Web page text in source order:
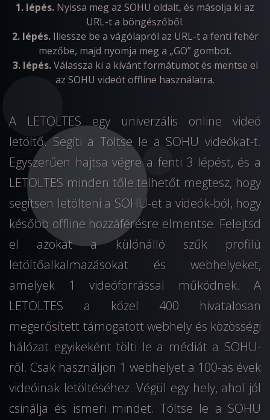
1. lépés. Nyissa meg az SOHU oldalt, és másolja ki az
URL-t a böngészőből.
2. lépés.Illessze be a vágólapról az URL-t a fenti fehér
mezőbe, majd nyomja meg a „GO” gombot.
3. lépés.Válassza ki a kívánt formátumot és mentse el
az SOHU videót offline használatra.
A LETOLTES egy univerzális online videó
letöltő. Segíti a Töltse le a SOHU videókat-t.
Egyszerűen hajtsa végre a fenti 3 lépést, és a
LETOLTES minden tőle telhetőt megtesz, hogy
segítsen letölteni a SOHU-et a videók-ból, hogy
később offline hozzáférésre elmentse. Felejtsd
el azokat a különálló szűk profilú
letöltőalkalmazásokat és webhelyeket,
amelyek 1 videóforrással működnek. A
LETOLTES a közel 400 hivatalosan
megerősített támogatott webhely és közösségi
hálózat egyikeként tölti le a médiát a SOHU-
ről. Csak használjon 1 webhelyet a 100-as évek
videóinak letöltéséhez. Végül egy hely, ahol jól
csinálja és ismeri mindet. Töltse le a SOHU